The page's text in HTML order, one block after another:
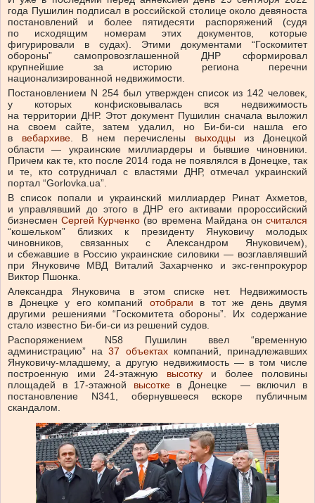
года Пушилин подписал в российской столице около девяноста
постановлений и более пятидесяти распоряжений (судя
по исходящим номерам этих документов, которые
фигурировали в судах). Этими документами “Госкомитет
обороны” самопровозглашенной ДНР сформировал
крупнейшие за историю региона перечни
национализированной недвижимости.
Постановлением N 254 был утвержден список из 142 человек,
у которых конфисковывалась вся недвижимость
на территории ДНР. Этот документ Пушилин сначала выложил
на своем сайте, затем удалил, но Би-би-си нашла его
в вебархиве. В нем перечислены выходцы из Донецкой
области — украинские миллиардеры и бывшие чиновники.
Причем как те, кто после 2014 года не появлялся в Донецке, так
и те, кто сотрудничал с властями ДНР, отмечал украинский
портал “Gorlovka.ua”.
В список попали и украинский миллиардер Ринат Ахметов,
и управлявший до этого в ДНР его активами пророссийский
бизнесменСергей Курченко (во времена Майдана онсчитался
“кошельком” близких к президенту Януковичу молодых
чиновников, связанных с Александром Януковичем),
и сбежавшие в Россию украинские силовики — возглавлявший
при Януковиче МВД Виталий Захарченко и экс-генпрокурор
Виктор Пшонка.
Александра Януковича в этом списке нет. Недвижимость
в Донецке у его компаний отобрали в тот же день двумя
другими решениями “Госкомитета обороны”. Их содержание
стало известно Би-би-си из решений судов.
Распоряжением N58 Пушилин ввел “временную
администрацию” на37 объектах компаний, принадлежавших
Януковичу-младшему, а другую недвижимость — в том числе
построенную ими 24-этажную высотку и более половины
площадей в 17-этажной высоткев Донецке — включил в
постановление N341, обернувшееся вскоре публичным
скандалом.